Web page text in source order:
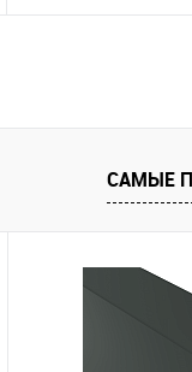
В избранноеСАМЫЕ